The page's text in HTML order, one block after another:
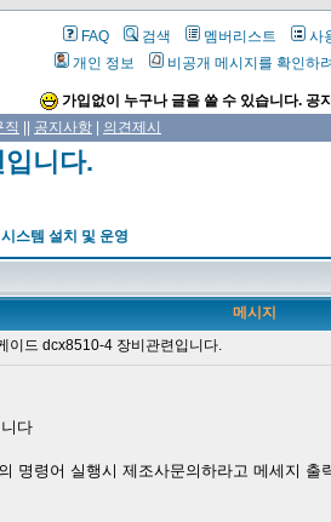
FAQ 검색 멤버리스트 사
개인 정보
비공개 메시지를 확인하
가입없이 누구나 글을 쓸 수 있습니다. 공
직 공지사항 의견제시
니다.
시스템 설치 및 운영
메시지
이드 dcx8510-4 장비관련입니다.
다
명령어 실행시 제조사문의하라고 메세지